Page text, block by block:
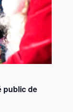
public de